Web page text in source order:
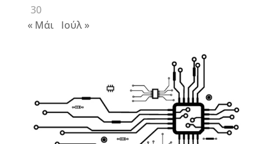
30
« Μάι
Ιούλ »